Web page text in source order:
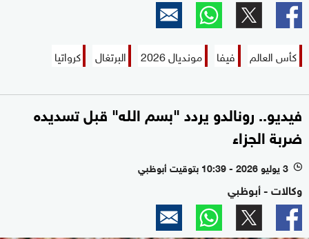
كأس العالم فيفا مونديال 2026 البرتغال كرواتيا
فيديو.. رونالدو يردد "بسم الله" قبل تسديده
ضربة الجزاء
l 3 يوليو 2026 - 10:39 بتوقيت أبوظبي
وكالات - أبوظبي